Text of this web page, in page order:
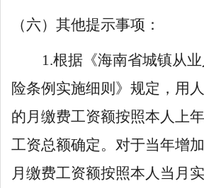
（六）其他提示事项：
1.根据《海南省城镇从
险条例实施细则》规定，用
的月缴费工资额按照本人上
工资总额确定。对于当年增
月缴费工资额按照本人当月